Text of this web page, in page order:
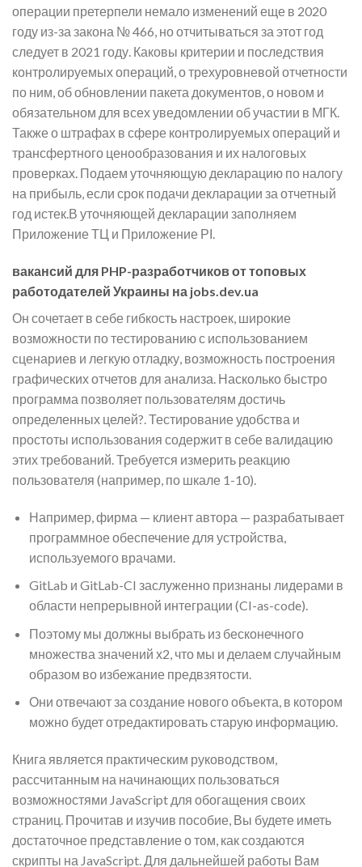
операции претерпели немало изменений еще в 2020
году из-за закона № 466, но отчитываться за этот год
следует в 2021 году. Каковы критерии и последствия
контролируемых операций, о трехуровневой отчетности
по ним, об обновлении пакета документов, о новом и
обязательном для всех уведомлении об участии в МГК.
Также о штрафах в сфере контролируемых операций и
трансфертного ценообразования и их налоговых
проверках. Подаем уточняющую декларацию по налогу
на прибыль, если срок подачи декларации за отчетный
год истек.В уточняющей декларации заполняем
Приложение ТЦ и Приложение РІ.
вакансий для PHP-разработчиков от топовых
работодателей Украины на jobs.dev.ua
Он сочетает в себе гибкость настроек, широкие
возможности по тестированию с использованием
сценариев и легкую отладку, возможность построения
графических отчетов для анализа. Насколько быстро
программа позволяет пользователям достичь
определенных целей?. Тестирование удобства и
простоты использования содержит в себе валидацию
этих требований. Требуется измерить реакцию
пользователя (например, по шкале 1-10).
Например, фирма — клиент автора — разрабатывает
программное обеспечение для устройства,
используемого врачами.
GitLab и GitLab-CI заслуженно признаны лидерами в
области непрерывной интеграции (CI-as-code).
Поэтому мы должны выбрать из бесконечного
множества значений х2, что мы и делаем случайным
образом во избежание предвзятости.
Они отвечают за создание нового объекта, в котором
можно будет отредактировать старую информацию.
Книга является практическим руководством,
рассчитанным на начинающих пользоваться
возможностями JavaScript для обогащения своих
страниц. Прочитав и изучив пособие, Вы будете иметь
достаточное представление о том, как создаются
скрипты на JavaScript. Для дальнейшей работы Вам